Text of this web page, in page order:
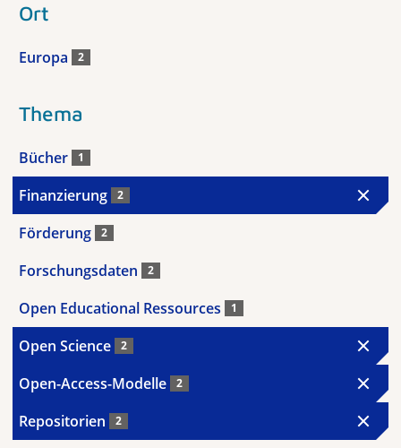
Ort
Europa 2
Thema
Bücher 1
Finanzierung 2
Förderung 2
Forschungsdaten 2
Open Educational Ressources 1
Open Science 2
Open-Access-Modelle 2
Repositorien 2